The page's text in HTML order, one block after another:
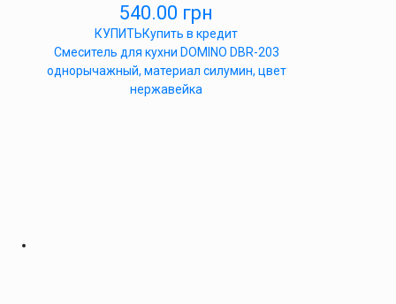
540.00 грн
КУПИТЬКупить в кредит
Cмеситель для кухни DOMINO DBR-203
однорычажный, материал силумин, цвет
нержавейка